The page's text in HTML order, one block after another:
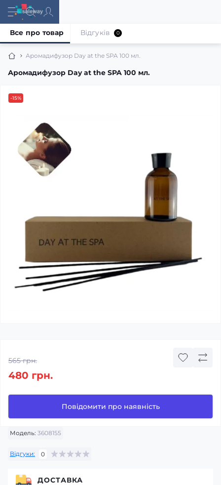
Аромадифузор Day at the SPA 100 мл.
Аромадифузор Day at the SPA 100 мл.
Все про товар Відгуків 0
-15%
Модель: 3608155
Відгуки: 0
565 грн.
480 грн.
Повідомити про наявність
ДОСТАВКА